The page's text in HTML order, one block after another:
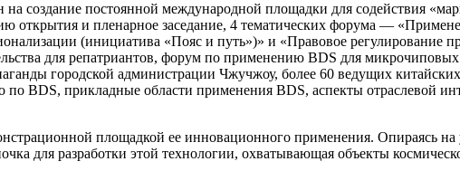
создание постоянной международной площадки для содействия
открытия и пленарное заседание, 4 тематических форума —
(инициатива «Пояс и путь»)» и «Правовое
для репатриантов, форум по применению BDS для
городской администрации Чжучжоу, более 60 ведущих
BDS, прикладные области применения BDS, аспекты отраслевой
площадкой ее инновационного применения. Опираясь
для разработки этой технологии, охватывающая объекты